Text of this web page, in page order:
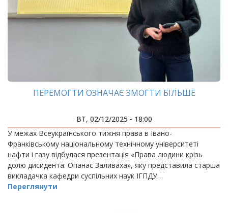
ПЕРЕМОГТИ ОЗНАЧАЄ ЗМОГТИ БІЛЬШЕ
ВТ, 02/12/2025 - 18:00
У межах Всеукраїнського тижня права в Івано-
Франківському національному технічному університеті
нафти і газу відбулася презентація «Права людини крізь
долю дисидента: Опанас Заливаха», яку представила старша
викладачка кафедри суспільних наук ІГПДУ…
Переглянути